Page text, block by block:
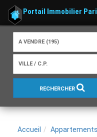
Portail Immobilier
A VENDRE (195)
VILLE / C.P.
RECHERCHER
Accueil Appartements